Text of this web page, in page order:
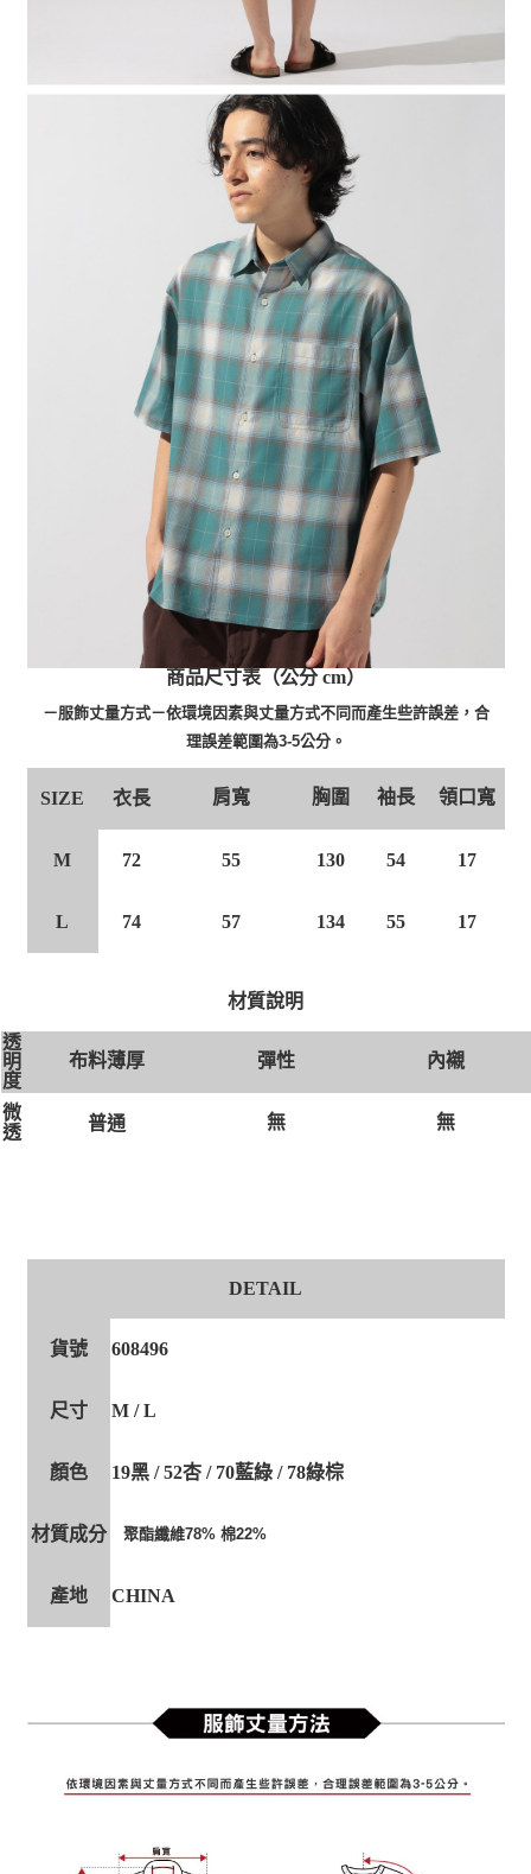
商品尺寸表（公分 cm）
－服飾丈量方式－依環境因素與丈量方式不同而產生些許誤差，合
理誤差範圍為3-5公分。
SIZE 衣長 肩寬 胸圍 袖長 領口寬
M 72 55 130 54 17
L 74 57 134 55 17
材質說明
透
明
度
布料薄厚 彈性 內襯
微
透
普通 無 無
DETAIL
貨號 608496
尺寸 M / L
顏色 19黑 / 52杏 / 70藍綠 / 78綠棕
材質成分 聚酯纖維78% 棉22%
產地 CHINA